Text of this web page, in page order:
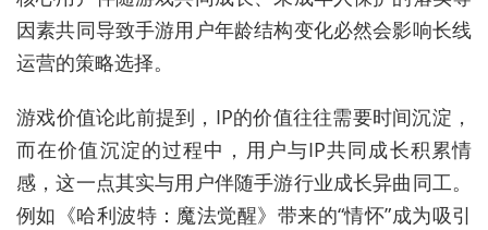
因素共同导致手游用户年龄结构变化必然会影响长线
运营的策略选择。
游戏价值论此前提到，IP的价值往往需要时间沉淀，
而在价值沉淀的过程中，用户与IP共同成长积累情
感，这一点其实与用户伴随手游行业成长异曲同工。
例如《哈利波特：魔法觉醒》带来的“情怀”成为吸引